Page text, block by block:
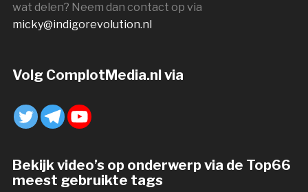
wat delen? Neem dan contact op via
micky@indigorevolution.nl
Volg ComplotMedia.nl via
Bekijk video’s op onderwerp via de Top66
meest gebruikte tags